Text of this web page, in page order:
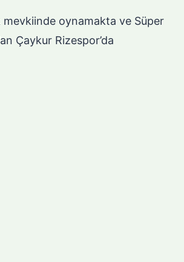
mevkiinde oynamakta ve Süper
Çaykur Rizespor’da